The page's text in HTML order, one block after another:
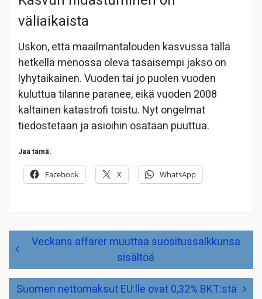
väliaikaista
Uskon, että maailmantalouden kasvussa tällä
hetkellä menossa oleva tasaisempi jakso on
lyhytaikainen. Vuoden tai jo puolen vuoden
kuluttua tilanne paranee, eikä vuoden 2008
kaltainen katastrofi toistu. Nyt ongelmat
tiedostetaan ja asioihin osataan puuttua.
Jaa tämä:
Facebook X WhatsApp
Artikkelien
selaus Veckans affärer muuttaa suositussalkkunsa
sisältöä
Suomen nettomaksut EU:lle ovat 0,32% BKT:stä